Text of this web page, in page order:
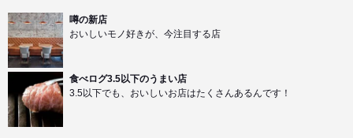
噂の新店
おいしいモノ好きが、今注目する店
食べログ3.5以下のうまい店
3.5以下でも、おいしいお店はたくさんあるんです！